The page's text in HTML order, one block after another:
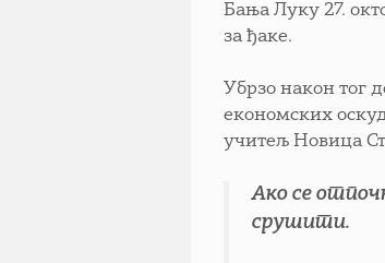
Бања Луку 27.
за ђаке.
Убрзо након тог
економских
учитељ Новица
Ако се
срушити.